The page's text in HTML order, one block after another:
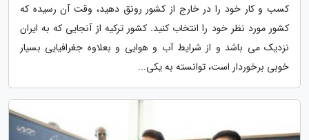
کسب و کار خود را در خارج از کشور رونق دهید، وقت آن رسیده که
کشور مورد نظر خود را انتخاب کنید. کشور ترکیه از آنجایی که به ایران
نزدیک می باشد و از شرایط آب و هوایی و بعلاوه جغرافیایی بسیار
خوبی برخوردار است، توانسته به یکی...